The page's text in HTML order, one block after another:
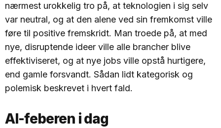
nærmest urokkelig tro på, at teknologien i sig selv
var neutral, og at den alene ved sin fremkomst ville
føre til positive fremskridt. Man troede på, at med
nye, disruptende ideer ville alle brancher blive
effektiviseret, og at nye jobs ville opstå hurtigere,
end gamle forsvandt. Sådan lidt kategorisk og
polemisk beskrevet i hvert fald.
AI-feberen i dag